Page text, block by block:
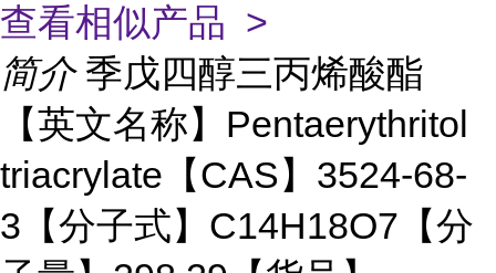
查看相似产品 >
简介 季戊四醇三丙烯酸酯
【英文名称】Pentaerythritol
triacrylate【CAS】3524-68-
3【分子式】C14H18O7【分